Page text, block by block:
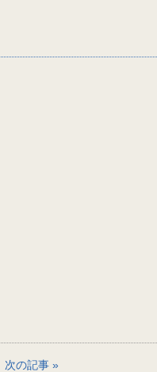
次の記事 »